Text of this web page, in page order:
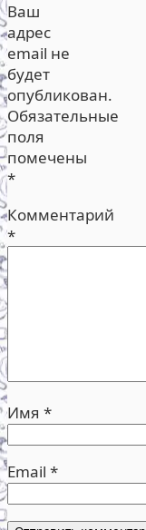
Ваш
адрес
email не
будет
опубликован.
Обязательные
поля
помечены
*
Комментарий
*
Имя *
Email *